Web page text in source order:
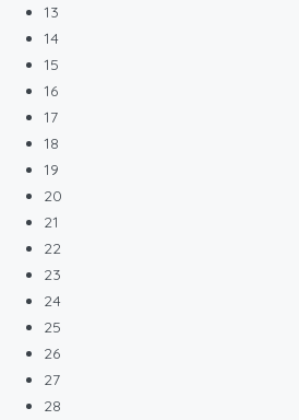
13
14
15
16
17
18
19
20
21
22
23
24
25
26
27
28